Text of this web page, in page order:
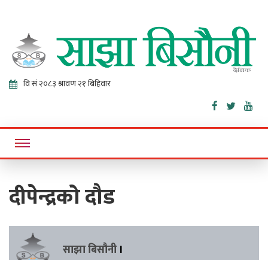
Sajha
Bisaunee
Online News Portal
दीपेन्द्रको दौड
साझा बिसौनी ।